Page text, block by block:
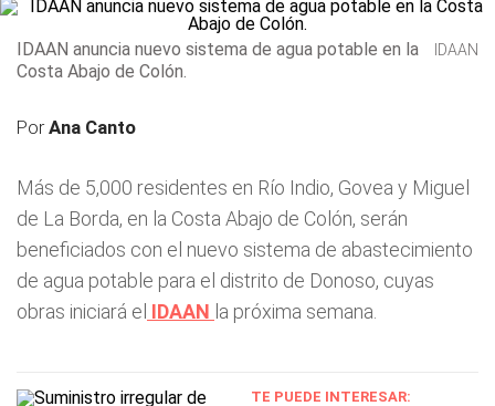
IDAAN anuncia nuevo sistema de agua potable en la
Costa Abajo de Colón.
IDAAN
PorAna Canto
Más de 5,000 residentes en Río Indio, Govea y Miguel
de La Borda, en la Costa Abajo de Colón, serán
beneficiados con el nuevo sistema de abastecimiento
de agua potable para el distrito de Donoso, cuyas
obras iniciará el IDAAN la próxima semana.
TE PUEDE INTERESAR: